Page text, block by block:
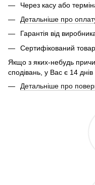
Через касу або
Детальніше про
Гарантія від
Сертифікований товар
Якщо з яких-небудь
сподівань, у Вас є 14
Детальніше про